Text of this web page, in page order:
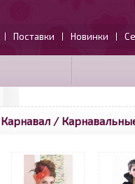
| Поставки | Новинки |
Карнавал /